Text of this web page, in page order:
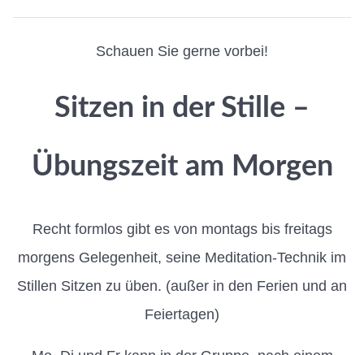
Schauen Sie gerne vorbei!
Sitzen in der Stille –
Übungszeit am Morgen
Recht formlos gibt es von montags bis freitags
morgens Gelegenheit, seine Meditation-Technik im
Stillen Sitzen zu üben. (außer in den Ferien und an
Feiertagen)